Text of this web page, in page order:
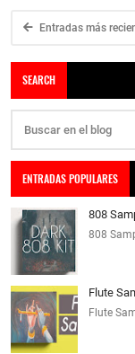
Entradas más
SEARCH
ENTRADAS POPULARES
808
808
Flute
Flute